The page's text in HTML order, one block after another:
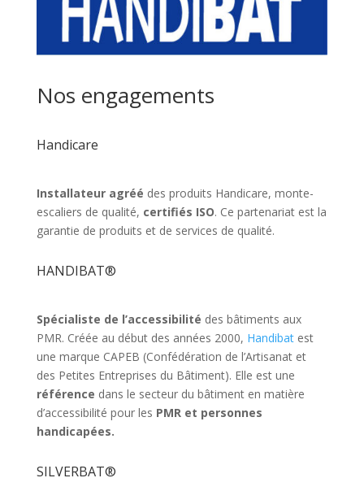
Nos engagements
Handicare
Installateur agréé des produits Handicare, monte-
escaliers de qualité, certifiés ISO. Ce partenariat est la
garantie de produits et de services de qualité.
HANDIBAT®
Spécialiste de l’accessibilité des bâtiments aux
PMR. Créée au début des années 2000, Handibatest
une marque CAPEB (Confédération de l’Artisanat et
des Petites Entreprises du Bâtiment). Elle est une
référence dans le secteur du bâtiment en matière
d’accessibilité pour les PMR et personnes
handicapées.
SILVERBAT®